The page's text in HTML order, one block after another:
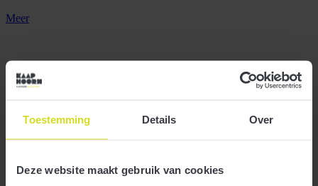
Toestemming Details Over
Deze website maakt gebruik van cookies
Meer
NOW niet verrekenen met loonkostensubsidie LKS
De tegemoetkoming in de loonkosten via de NOW-regeling hoeft